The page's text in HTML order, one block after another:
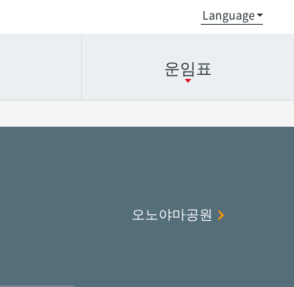
운임표
오노야마공원